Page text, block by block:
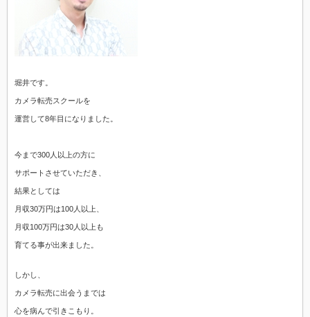
堀井です。
カメラ転売スクールを
運営して8年目になりました。
今まで300人以上の方に
サポートさせていただき、
結果としては
月収30万円は100人以上、
月収100万円は30人以上も
育てる事が出来ました。
しかし、
カメラ転売に出会うまでは
心を病んで引きこもり。